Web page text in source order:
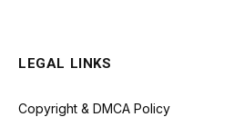
LEGAL LINKS
Copyright & DMCA Policy